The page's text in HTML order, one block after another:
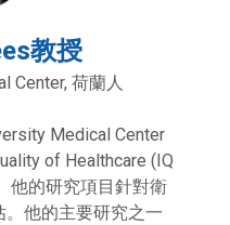
教授
Center, 荷蘭人
Medical Center
of Healthcare (IQ
他的研究項目針對衛
他的主要研究之一